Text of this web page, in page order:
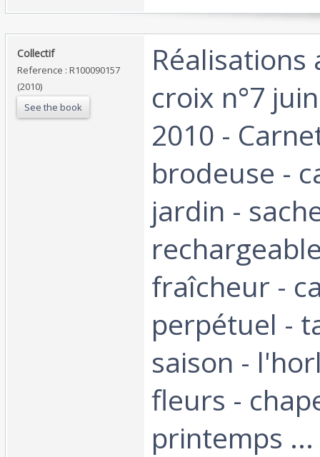
‎Collectif‎
Reference : R100090157
(2010)
See the book
croix n°7
2010 -
brodeuse -
jardin -
fraîcheur -
perpétuel -
saison -
fleurs -
printemps ...‎